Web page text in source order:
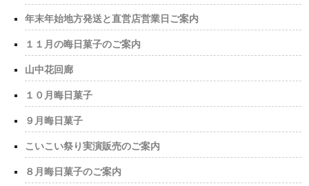
年末年始地方発送と直営店営業日ご案内
１１月の晦日菓子のご案内
山中花回廊
１０月晦日菓子
９月晦日菓子
こいこい祭り実演販売のご案内
８月晦日菓子のご案内